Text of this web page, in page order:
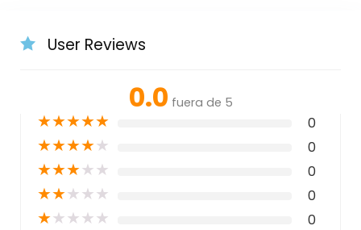
User Reviews
0.0 fuera de 5
★★★★★ 0
★★★★★ 0
★★★★★ 0
★★★★★ 0
★★★★★ 0